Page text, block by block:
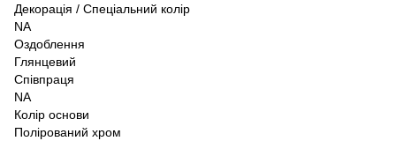
Декорація / Спеціальний колір
NA
Оздоблення
Глянцевий
Співпраця
NA
Колір основи
Полірований хром